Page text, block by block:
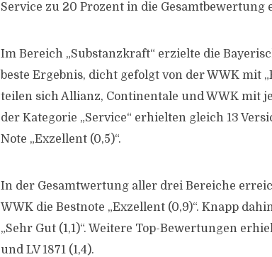
Service zu 20 Prozent in die Gesamtbewertung
Im Bereich „Substanzkraft“ erzielte die
beste Ergebnis, dicht gefolgt von der WWK mit
teilen sich Allianz, Continentale und WWK mit
der Kategorie „Service“ erhielten gleich 13
Note „Exzellent (0,5)“.
In der Gesamtwertung aller drei Bereiche
WWK die Bestnote „Exzellent (0,9)“. Knapp
„Sehr Gut (1,1)“. Weitere Top-Bewertungen
und LV 1871 (1,4).